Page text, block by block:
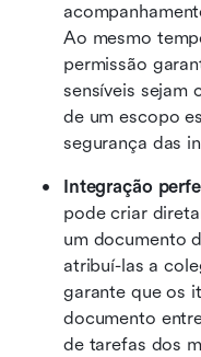
Ao mesmo
permissão
sensíveis sejam
de um escopo
segurança das
Integração
pode criar
um documento
atribuí-las a
garante que os
documento
de tarefas dos